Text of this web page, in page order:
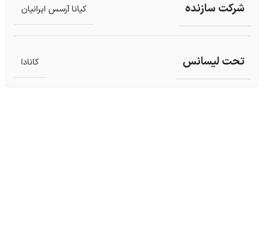
شرکت سازنده کیانا آرسس ایرانیان
تحت لیسانس کانادا